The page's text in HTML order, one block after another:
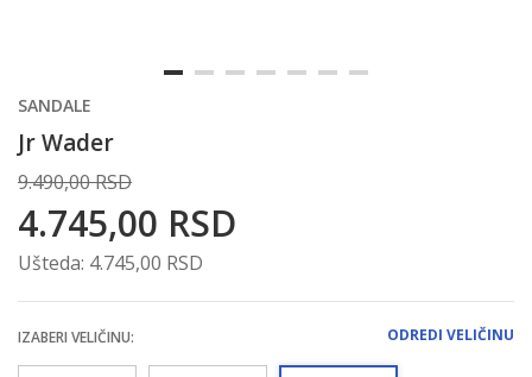
SANDALE
Jr Wader
9.490,00RSD
4.745,00 RSD
Ušteda: 4.745,00 RSD
ODREDI VELIČINU
IZABERI VELIČINU: